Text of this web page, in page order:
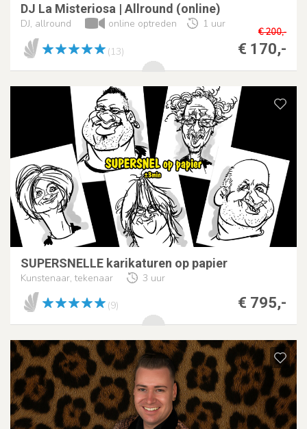
DJ La Misteriosa | Allround (online)
DJ, allround online optreden 1 uur
€ 200,-
€ 170,-
(13)
SUPERSNELLE karikaturen op papier
Kunstenaar, tekenaar 3 uur
€ 795,-
(9)